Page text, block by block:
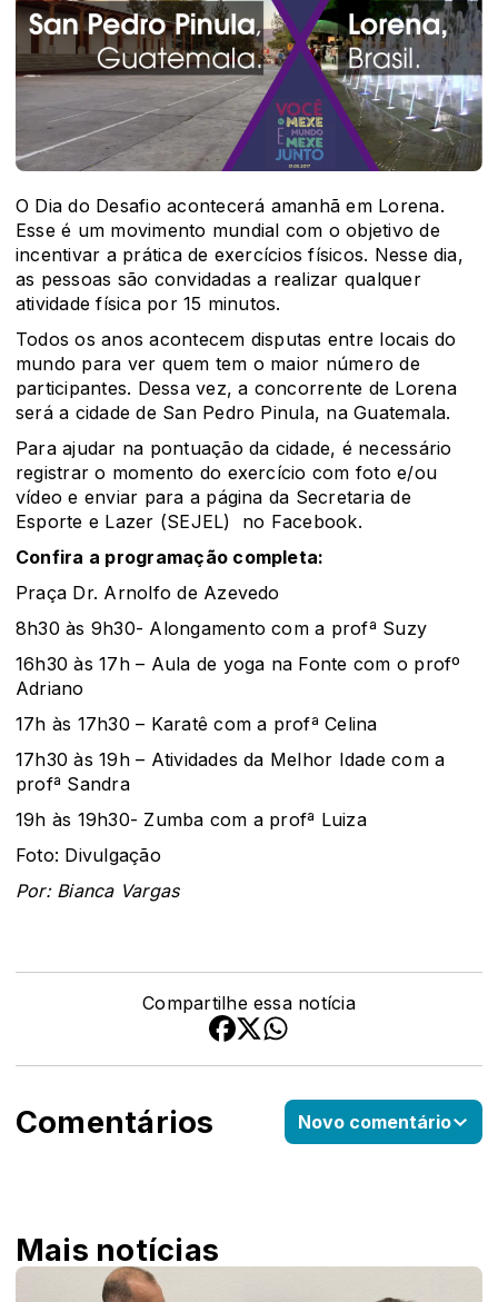
O Dia do Desafio acontecerá amanhã em Lorena.
Esse é um movimento mundial com o objetivo de
incentivar a prática de exercícios físicos. Nesse dia,
as pessoas são convidadas a realizar qualquer
atividade física por 15 minutos.
Todos os anos acontecem disputas entre locais do
mundo para ver quem tem o maior número de
participantes. Dessa vez, a concorrente de Lorena
será a cidade de San Pedro Pinula, na Guatemala.
Para ajudar na pontuação da cidade, é necessário
registrar o momento do exercício com foto e/ou
vídeo e enviar para a página da Secretaria de
Esporte e Lazer (SEJEL) no Facebook.
Confira a programação completa:
Praça Dr. Arnolfo de Azevedo
8h30 às 9h30- Alongamento com a profª Suzy
16h30 às 17h – Aula de yoga na Fonte com o profº
Adriano
17h às 17h30 – Karatê com a profª Celina
17h30 às 19h – Atividades da Melhor Idade com a
profª Sandra
19h às 19h30- Zumba com a profª Luiza
Foto: Divulgação
Por: Bianca Vargas
Compartilhe essa notícia
Comentários Novo comentário
Mais notícias